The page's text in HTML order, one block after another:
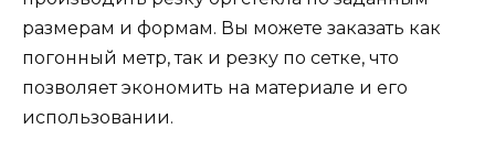
размерам и формам. Вы можете заказать как
погонный метр, так и резку по сетке, что
позволяет экономить на материале и его
использовании.